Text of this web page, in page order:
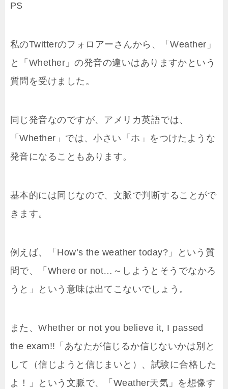
PS
私のTwitterのフォロアーさんから、「Weather」
と「Whether」の発音の違いはありますかという
質問を受けました。
同じ発音なのですが、アメリカ英語では、
「Whether」では、小さい「ホ」をつけたような
発音になることもあります。
基本的には同じなので、文脈で判断することがで
きます。
例えば、「How’s the weather today?」という質
問で、「Where or not…～しようとそうでなかろ
うと」という意味は出てこないでしょう。
また、Whether or not you believe it, I passed
the exam!!「あなたが信じるか信じないかは別と
して（信じようと信じまいと）、試験に合格した
よ！」という文脈で、「Weather天気」を想像す